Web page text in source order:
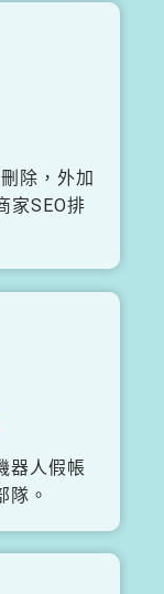
除，外加
家SEO排
器人假帳
隊。